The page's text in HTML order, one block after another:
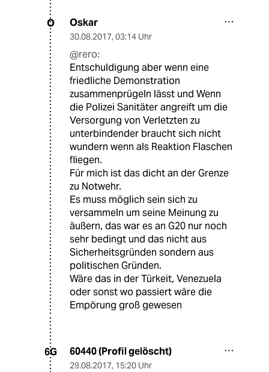
O Oskar
30.08.2017, 03:14 Uhr
@rero:
Entschuldigung aber wenn eine
friedliche Demonstration
zusammenprügeln lässt und Wenn
die Polizei Sanitäter angreift um die
Versorgung von Verletzten zu
unterbindender braucht sich nicht
wundern wenn als Reaktion Flaschen
fliegen.
Für mich ist das dicht an der Grenze
zu Notwehr.
Es muss möglich sein sich zu
versammeln um seine Meinung zu
äußern, das war es an G20 nur noch
sehr bedingt und das nicht aus
Sicherheitsgründen sondern aus
politischen Gründen.
Wäre das in der Türkeit, Venezuela
oder sonst wo passiert wäre die
Empörung groß gewesen
6G 60440 (Profil gelöscht)
29.08.2017, 15:20 Uhr